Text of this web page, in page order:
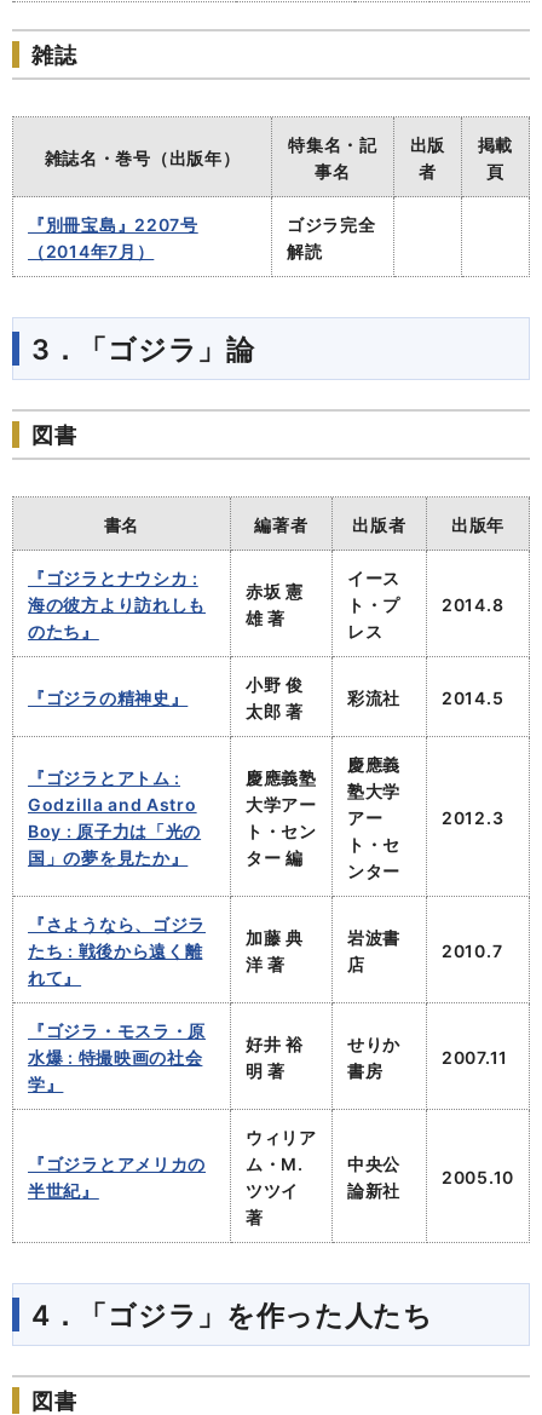
雑誌
雑誌名・巻号（出版年）
特集名・記
事名
出版
者
掲載
頁
『別冊宝島』2207号
（2014年7月）
ゴジラ完全
解読
3．「ゴジラ」論
図書
書名 編著者 出版者 出版年
『ゴジラとナウシカ :
海の彼方より訪れしも
のたち』
赤坂 憲
雄 著
イース
ト・プ
レス
2014.8
『ゴジラの精神史』
小野 俊
太郎 著
彩流社 2014.5
『ゴジラとアトム :
Godzilla and Astro
Boy : 原子力は「光の
国」の夢を見たか』
慶應義塾
大学アー
ト・セン
ター 編
慶應義
塾大学
アー
ト・セ
ンター
2012.3
『さようなら、ゴジラ
たち : 戦後から遠く離
れて』
加藤 典
洋 著
岩波書
店
2010.7
『ゴジラ・モスラ・原
水爆 : 特撮映画の社会
学』
好井 裕
明 著
せりか
書房
2007.11
『ゴジラとアメリカの
半世紀』
ウィリア
ム・M.
ツツイ
著
中央公
論新社
2005.10
4．「ゴジラ」を作った人たち
図書